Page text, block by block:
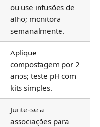
ou use infusões de
alho; monitora
semanalmente.
Aplique
compostagem por 2
anos; teste pH com
kits simples.
Junte-se a
associações para